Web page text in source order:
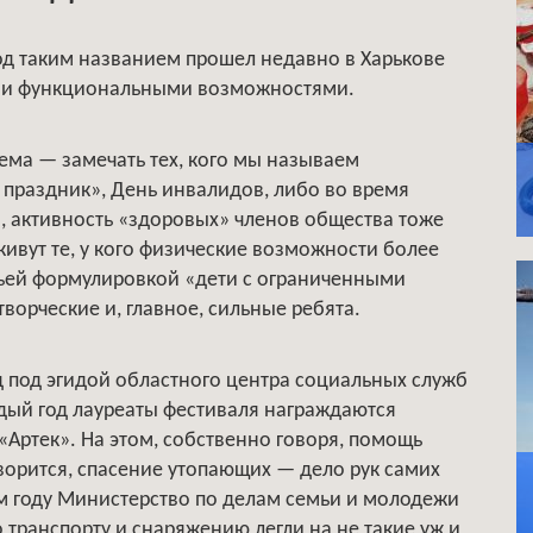
таким названием прошел недавно в Харькове
функциональными возможностями.
— замечать тех, кого мы называем
День инвалидов, либо во время
«здоровых» членов общества тоже
те, у кого физические возможности более
формулировкой «дети с ограниченными
и, главное, сильные ребята.
эгидой областного центра социальных служб
год лауреаты фестиваля награждаются
На этом, собственно говоря, помощь
спасение утопающих — дело рук самих
году Министерство по делам семьи и молодежи